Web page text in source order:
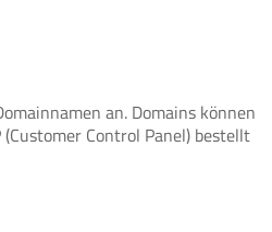
an. Domains können
Control Panel) bestellt